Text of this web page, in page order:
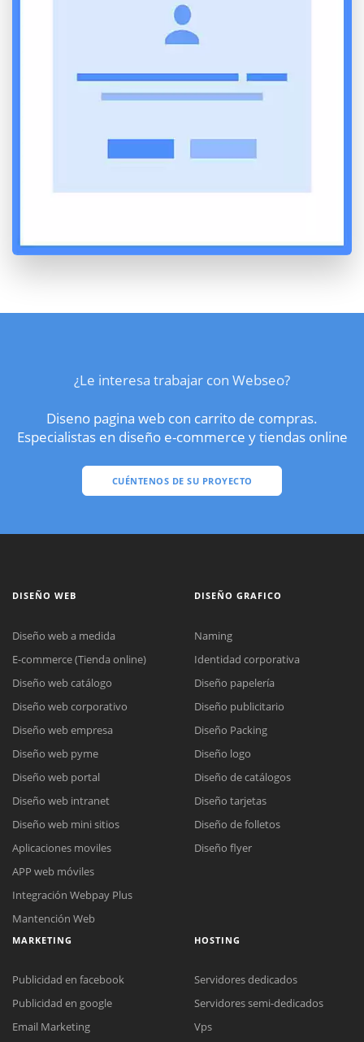
¿Le interesa trabajar con Webseo?
Diseno pagina web con carrito de compras.
Especialistas en diseño e-commerce y tiendas online
CUÉNTENOS DE SU PROYECTO
DISEÑO WEB
Diseño web a medida
E-commerce (Tienda online)
Diseño web catálogo
Diseño web corporativo
Diseño web empresa
Diseño web pyme
Diseño web portal
Diseño web intranet
Diseño web mini sitios
Aplicaciones moviles
APP web móviles
Integración Webpay Plus
Mantención Web
DISEÑO GRAFICO
Naming
Identidad corporativa
Diseño papelería
Diseño publicitario
Diseño Packing
Diseño logo
Diseño de catálogos
Diseño tarjetas
Diseño de folletos
Diseño flyer
MARKETING
Publicidad en facebook
Publicidad en google
Email Marketing
HOSTING
Servidores dedicados
Servidores semi-dedicados
Vps